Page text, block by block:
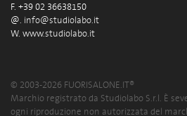
F. +39 02 36638150
@. info@studiolabo.it
W. www.studiolabo.it
© 2003-2026 FUORISALONE.IT®
Marchio registrato da Studiolabo S.r.l. È
ogni riproduzione non autorizzata del